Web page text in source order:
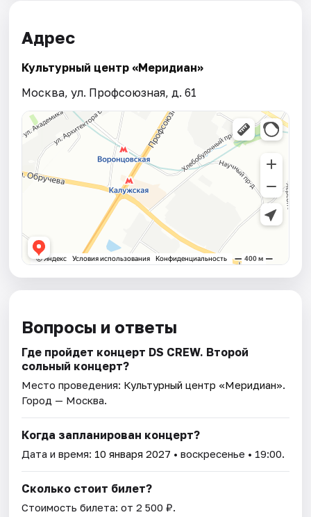
Адрес
Культурный центр «Меридиан»
Москва, ул. Профсоюзная, д. 61
Вопросы и ответы
Где пройдет концерт DS CREW. Второй
сольный концерт?
Место проведения: Культурный центр «Меридиан».
Город — Москва.
Когда запланирован концерт?
Дата и время: 10 января 2027 • воскресенье • 19:00.
Сколько стоит билет?
Стоимость билета: от 2 500 ₽.